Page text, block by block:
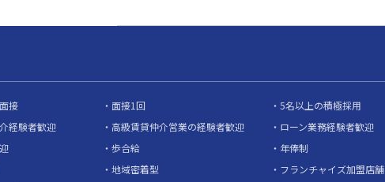
接 面接1回 5名以上の積極採用
経験者歓迎 高級賃貸仲介営業の経験者歓迎 ローン業務経験者歓迎
歩合給 年俸制
地域密着型 フランチャイズ加盟店舗